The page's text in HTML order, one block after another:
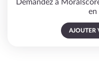
Demandez à
en
AJOUTER